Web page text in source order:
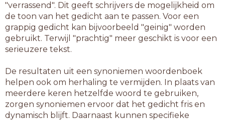
"verrassend". Dit geeft schrijvers de mogelijkheid om
de toon van het gedicht aan te passen. Voor een
grappig gedicht kan bijvoorbeeld "geinig" worden
gebruikt. Terwijl "prachtig" meer geschikt is voor een
serieuzere tekst.
De resultaten uit een synoniemen woordenboek
helpen ook om herhaling te vermijden. In plaats van
meerdere keren hetzelfde woord te gebruiken,
zorgen synoniemen ervoor dat het gedicht fris en
dynamisch blijft. Daarnaast kunnen specifieke